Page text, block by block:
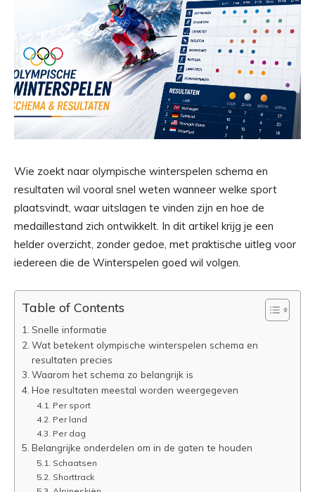
Wie zoekt naar olympische winterspelen schema en
resultaten wil vooral snel weten wanneer welke sport
plaatsvindt, waar uitslagen te vinden zijn en hoe de
medaillestand zich ontwikkelt. In dit artikel krijg je een
helder overzicht, zonder gedoe, met praktische uitleg voor
iedereen die de Winterspelen goed wil volgen.
Table of Contents
Snelle informatie
Wat betekent olympische winterspelen schema en
resultaten precies
Waarom het schema zo belangrijk is
Hoe resultaten meestal worden weergegeven
Per sport
Per land
Per dag
Belangrijke onderdelen om in de gaten te houden
Schaatsen
Shorttrack